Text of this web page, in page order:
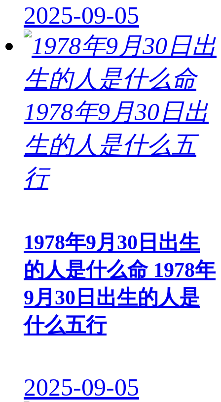
2025-09-05
1978年9月30日出生
的人是什么命 1978年
9月30日出生的人是
什么五行
2025-09-05